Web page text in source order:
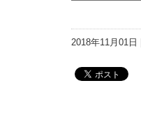
2018年11月01日 |